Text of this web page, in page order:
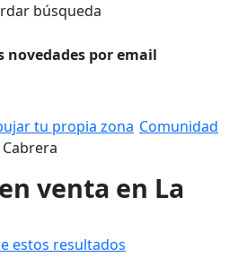
búsqueda
novedades por email
tu propia zona Comunidad
Cabrera
venta en La
estos resultados